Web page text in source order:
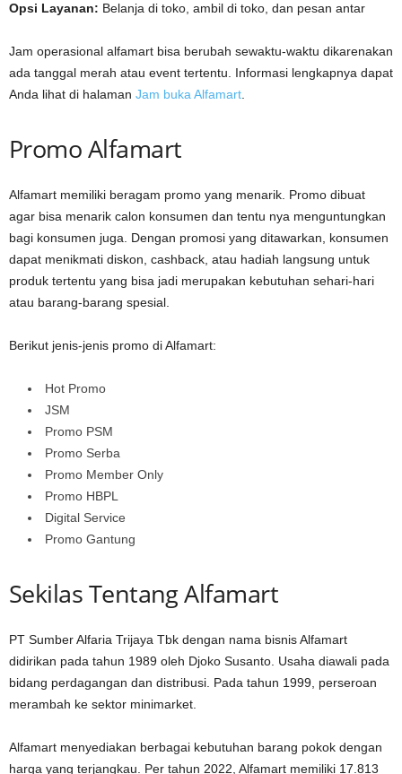
Opsi Layanan: Belanja di toko, ambil di toko, dan pesan antar
Jam operasional alfamart bisa berubah sewaktu-waktu dikarenakan
ada tanggal merah atau event tertentu. Informasi lengkapnya dapat
Anda lihat di halaman Jam buka Alfamart
Promo Alfamart
Alfamart memiliki beragam promo yang menarik. Promo dibuat
agar bisa menarik calon konsumen dan tentu nya menguntungkan
bagi konsumen juga. Dengan promosi yang ditawarkan, konsumen
dapat menikmati diskon, cashback, atau hadiah langsung untuk
produk tertentu yang bisa jadi merupakan kebutuhan sehari-hari
atau barang-barang spesial.
Berikut jenis-jenis promo di Alfamart:
Hot Promo
JSM
Promo PSM
Promo Serba
Promo Member Only
Promo HBPL
Digital Service
Promo Gantung
Sekilas Tentang Alfamart
PT Sumber Alfaria Trijaya Tbk dengan nama bisnis Alfamart
didirikan pada tahun 1989 oleh Djoko Susanto. Usaha diawali pada
bidang perdagangan dan distribusi. Pada tahun 1999, perseroan
merambah ke sektor minimarket.
Alfamart menyediakan berbagai kebutuhan barang pokok dengan
harga yang terjangkau. Per tahun 2022, Alfamart memiliki 17.813